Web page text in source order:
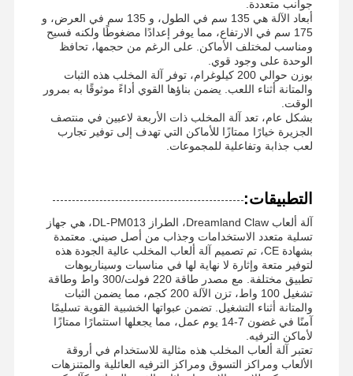
جولة في
المعمل
ضبط الجودة اتصل بنا أخبار
آلة لعبة الأطفال
آلة لعبة سباق السيارات
آلة ألعاب الرماية
آلة لعبة استرداد التذاكر
آلة لعبة المخلب
جوانب متعددة.
أبعاد الآلة هي 135 سم في الطول، و 135 سم في العرض، و
175 سم في الارتفاع، مما يوفر إعدادًا مضغوطًا ولكنه فسيح
ومناسب لمختلف الأماكن. على الرغم من حجمها، تحافظ
الوحدة على وجود قوي.
بوزن حوالي 200 كيلوغرام، توفر آلة المخلب هذه الثبات
والمتانة أثناء اللعب. يضمن بناؤها القوي أداءً موثوقًا به بمرور
الوقت.
بشكل عام، تعد آلة المخلب ذات الأربعة لاعبين في منتصف
الجزيرة خيارًا ممتازًا للأماكن التي تهدف إلى توفير تجارب
لعب جذابة وتفاعلية للمجموعات.
التطبيقات:
آلة ألعاب Dreamland Claw، الطراز DL-PM013، هي جهاز
تسلية متعدد الاستخدامات وجذاب من أصل صيني. معتمدة
بشهادة CE، تم تصميم آلة ألعاب المخلب عالية الجودة هذه
لتوفير متعة وإثارة لا نهاية لها في مناسبات وسيناريوهات
تطبيق مختلفة. مع مصدر طاقة 220 فولت/300 واط وطاقة
تشغيل 100 واط، تزن الآلة 200 كجم، مما يضمن الثبات
والمتانة أثناء التشغيل. تضمن عبواتها الخشبية القوية تسليمًا
آمنًا في غضون 7-14 يوم عمل، مما يجعلها استثمارًا ممتازًا
لأماكن الترفيه.
تعتبر آلة ألعاب المخلب هذه مثالية للاستخدام في أروقة
الألعاب ومراكز التسوق ومراكز الترفيه العائلية والمتنزهات